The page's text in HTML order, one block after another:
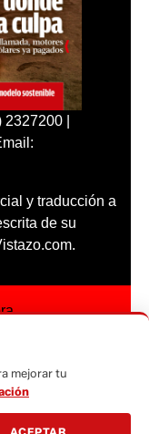
|
y traducción a
de su
mejorar tu
ACEPTAR